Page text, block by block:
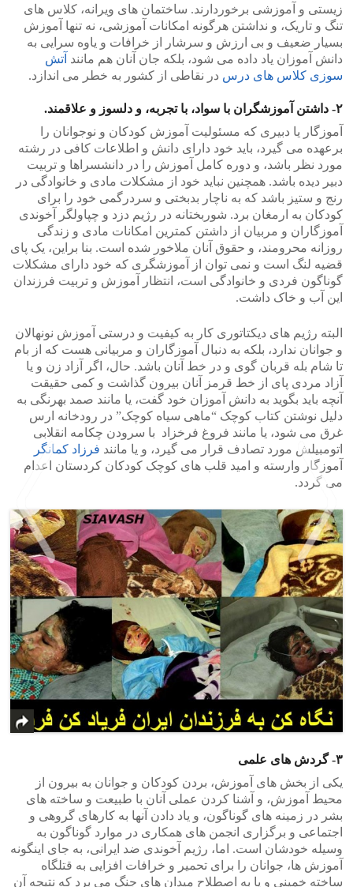
زیستی و آموزشی برخوردارند. ساختمان های ویرانه، کلاس های
تنگ و تاریک، و نداشتن هرگونه امکانات آموزشی، نه تنها آموزش
بسیار ضعیف و بی ارزش و سرشار از خرافات و یاوه سرایی به
دانش آموزان یاد داده می شود، بلکه جان آنان هم مانند آتش
سوزی کلاس های درس در نقاطی از کشور به خطر می اندازد.
۲- داشتن آموزشگران با سواد، با تجربه، و دلسوز و علاقمند.
آموزگار یا دبیری که مسئولیت آموزش کودکان و نوجوانان را
برعهده می گیرد، باید خود دارای دانش و اطلاعات کافی در رشته
مورد نظر باشد، و دوره کامل آموزش را در دانشسراها و تربیت
دبیر دیده باشد. همچنین نباید خود از مشکلات مادی و خانوادگی در
رنج و ستیز باشد که به ناچار بدبختی و سردرگمی خود را برای
کودکان به ارمغان برد. شوربختانه در رژیم دزد و چپاولگر آخوندی
آموزگاران و مربیان از داشتن کمترین امکانات مادی و زندگی
روزانه محرومند، و حقوق آنان ملاخور شده است. بنا براین، یک پای
قضیه لنگ است و نمی توان از آموزشگری که خود دارای مشکلات
گوناگون فردی و خانوادگی است، انتظار آموزش و تربیت فرزندان
این آب و خاک داشت.
البته رژیم های دیکتاتوری کار به کیفیت و درستی آموزش نونهالان
و جوانان ندارد، بلکه به دنبال آموزگاران و مربیانی هست که از بام
تا شام بله قربان گوی و در خط آنان باشد. حال، اگر آزاد زن و یا
آزاد مردی پای از خط قرمز آنان بیرون گذاشت و کمی حقیقت
آنچه باید بگوید به دانش آموزان خود گفت، یا مانند صمد بهرنگی به
دلیل نوشتن کتاب کوچک “ماهی سیاه کوچک” در رودخانه ارس
غرق می شود، یا مانند فروغ فرخزاد با سرودن چکامه انقلابی
اتومبیلش مورد تصادف قرار می گیرد، و یا مانند فرزاد کمانگر
آموزگار وارسته و امید قلب های کوچک کودکان کردستان اعدام
می گردد.
۳- گردش های علمی
یکی از بخش های آموزش، بردن کودکان و جوانان به بیرون از
محیط آموزش، و آشنا کردن عملی آنان با طبیعت و ساخته های
بشر در زمینه های گوناگون، و یاد دادن آنها به کارهای گروهی و
اجتماعی و برگزاری انجمن های همکاری در موارد گوناگون به
وسیله خودشان است. اما، رژیم آخوندی ضد ایرانی، به جای اینگونه
آموزش ها، جوانان را برای تحمیر و خرافات افزایی به قتلگاه
ساخته خمینی و یا به اصطلاح میدان های جنگ می برد که نتیجه آن
<
>